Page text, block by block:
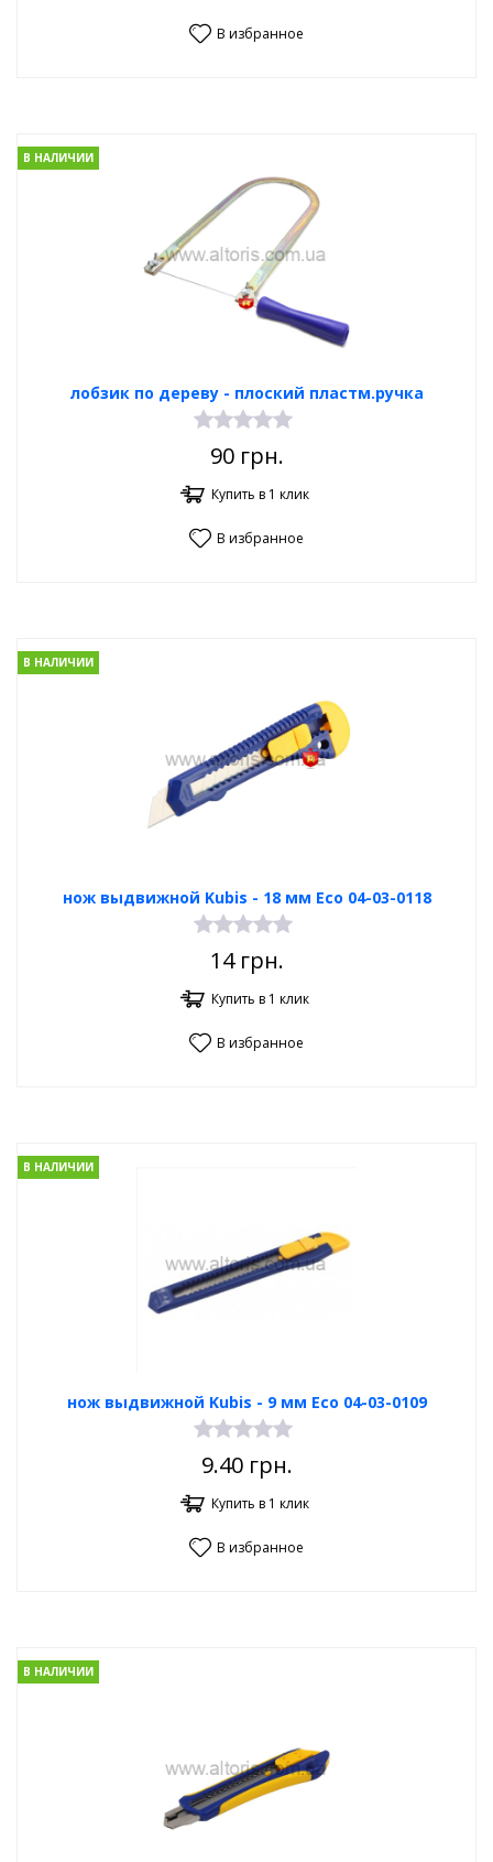
В избранное
лобзик по дереву - плоский пластм.ручка
В НАЛИЧИИ
90грн.
Купить в 1 клик
В избранное
нож выдвижной Kubis - 18 мм Eco 04-03-0118
В НАЛИЧИИ
14грн.
Купить в 1 клик
В избранное
нож выдвижной Kubis - 9 мм Eco 04-03-0109
В НАЛИЧИИ
9.40грн.
Купить в 1 клик
В избранное
В НАЛИЧИИ